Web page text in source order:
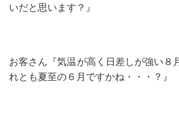
いだと思います？』
お客さん『気温が高く日差しが強い８
れとも夏至の６月ですかね・・・？』